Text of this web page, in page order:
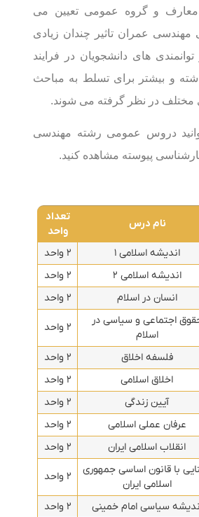
و گروه عمومی تعیین می
عمران تاثیر چندان زیادی
های دانشجویان در فرایند
و بیشتر برای تسلط به مباحث
در نظر گرفته می شوند.
دروس عمومی رشته مهندسی
پیوسته مشاهده کنید.
نام درس
تعداد
واحد
اندیشه اسلامی ۱
۲ واحد
اندیشه اسلامی ۲
۲ واحد
انسان در اسلام
۲ واحد
اجتماعی و سیاسی در
اسلام
۲ واحد
فلسفه اخلاق
۲ واحد
اخلاق اسلامی
۲ واحد
آیین زندگی
۲ واحد
عرفان عملی اسلامی
۲ واحد
انقلاب اسلامی ایران
۲ واحد
با قانون اساسی جمهوری
اسلامی ایران
۲ واحد
سیاسی امام خمینی ۲ واحد